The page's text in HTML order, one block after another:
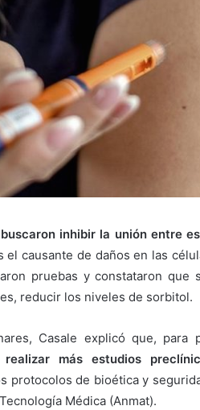
inhibir la unión entre
el causante de daños en las
pruebas y constataron que
reducir los niveles de sorbitol.
Casale explicó que, para
más estudios
protocolos de bioética y
Médica (Anmat).